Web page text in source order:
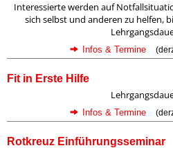
Interessierte werden auf
sich selbst und anderen zu helfen,
Infos & Termine
Fit in Erste Hilfe
Infos & Termine
Rotkreuz Einführungsseminar